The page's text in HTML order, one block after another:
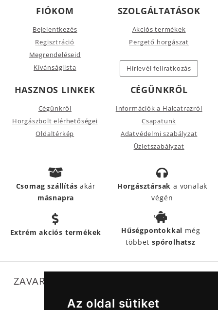
Az oldal sütiket
FIÓKOM
Bejelentkezés
Regisztráció
Megrendeléseid
Kívánságlista
SZOLGÁLTATÁSOK
Akciós termékek
Pergető horgászat
Hírlevél feliratkozás
HASZNOS LINKEK
Cégünkről
Horgászbolt elérhetőségei
Oldaltérkép
CÉGÜNKRŐL
Információk a Halcatrazról
Csapatunk
Adatvédelmi szabályzat
Üzletszabályzat
Csomag szállításakár
másnapra
Horgásztársak a vonalak
végén
Extrém akciós termékek Hűségpontokkal még
többetspórolhatsz
ZAVARTALAN MŰKÖDÉSÜNKET SEGÍTIK